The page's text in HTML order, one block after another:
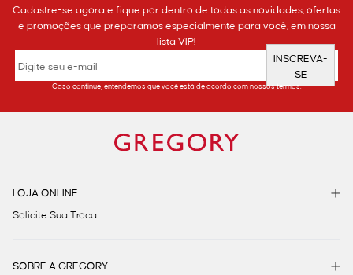
Cadastre-se agora e fique por dentro de todas as novidades, ofertas
e promoções que preparamos especialmente para você, em nossa
lista VIP!
INSCREVA-
SE
Caso continue, entendemos que você está de acordo com nossos termos.
LOJA ONLINE
Solicite Sua Troca
SOBRE A GREGORY